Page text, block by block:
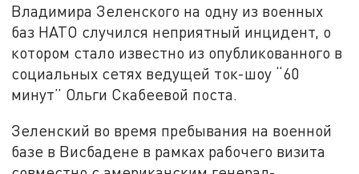
Владимира Зеленского на одну из военных
баз НАТО случился неприятный инцидент, о
котором стало известно из опубликованного в
социальных сетях ведущей ток-шоу “60
минут” Ольги Скабеевой поста.
Зеленский во время пребывания на военной
базе в Висбадене в рамках рабочего визита